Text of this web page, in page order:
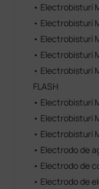
• Electrobisturí
• Electrobisturí
• Electrobisturí
• Electrobisturí
• Electrobisturí
FLASH
• Electrobisturí
• Electrobisturí
• Electrobisturí
• Electrodo de
• Electrodo de
• Electrodo de